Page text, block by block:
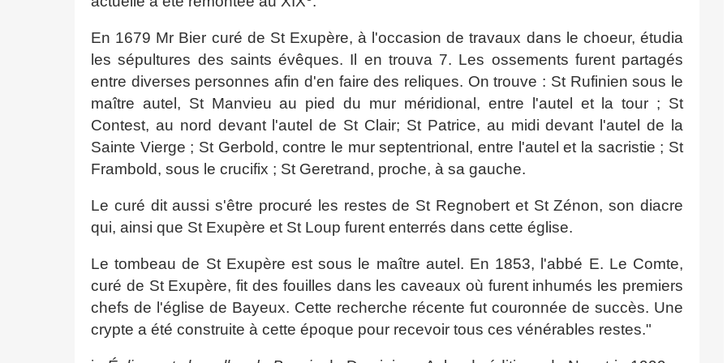
En 1679 Mr Bier curé de St Exupère, à l'occasion de travaux dans le choeur, étudia
les sépultures des saints évêques. Il en trouva 7. Les ossements furent partagés
entre diverses personnes afin d'en faire des reliques. On trouve : St Rufinien sous le
maître autel, St Manvieu au pied du mur méridional, entre l'autel et la tour ; St
Contest, au nord devant l'autel de St Clair; St Patrice, au midi devant l'autel de la
Sainte Vierge ; St Gerbold, contre le mur septentrional, entre l'autel et la sacristie ; St
Frambold, sous le crucifix ; St Geretrand, proche, à sa gauche.
Le curé dit aussi s'être procuré les restes de St Regnobert et St Zénon, son diacre
qui, ainsi que St Exupère et St Loup furent enterrés dans cette église.
Le tombeau de St Exupère est sous le maître autel. En 1853, l'abbé E. Le Comte,
curé de St Exupère, fit des fouilles dans les caveaux où furent inhumés les premiers
chefs de l'église de Bayeux. Cette recherche récente fut couronnée de succès. Une
crypte a été construite à cette époque pour recevoir tous ces vénérables restes."